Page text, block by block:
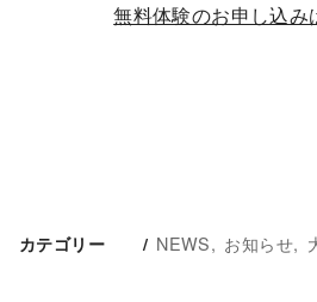
無料体験のお申し込み
カテゴリー NEWS お知らせ